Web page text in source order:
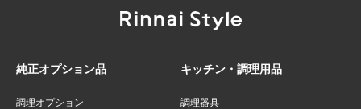
純正オプション品
調理オプション
キッチン・調理用品
調理器具